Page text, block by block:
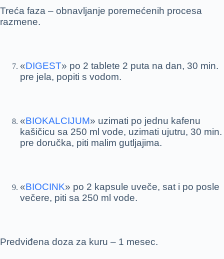
Treća faza – obnavljanje poremećenih procesa
razmene.
«DIGEST» po 2 tablete 2 puta na dan, 30 min.
pre jela, popiti s vodom.
«BIOKALCIJUM» uzimati po jednu kafenu
kašičicu sa 250 ml vode, uzimati ujutru, 30 min.
pre doručka, piti malim gutljajima.
«BIOCINK» po 2 kapsule uveče, sat i po posle
večere, piti sa 250 ml vode.
Predviđena doza za kuru – 1 mesec.